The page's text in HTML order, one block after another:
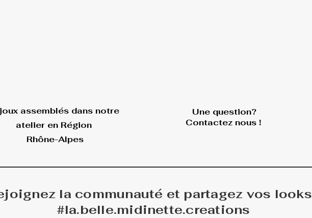
assemblés dans notre
atelier en Région
Rhône-Alpes
Une question?
Contactez nous !
la communauté et partagez vos looks
#la.belle.midinette.creations